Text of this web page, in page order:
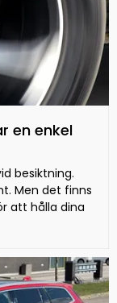
en enkel
besiktning.
Men det finns
att hålla dina